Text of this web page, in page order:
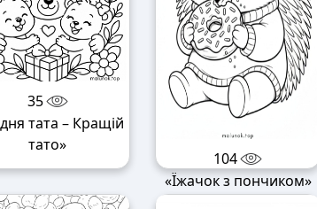
35
тата – Кращій
тато»
104
«Їжачок з пончиком»